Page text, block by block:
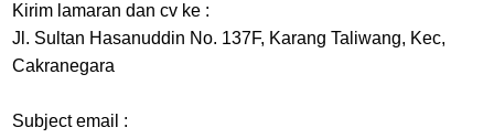
Kirim lamaran dan cv ke :
Jl. Sultan Hasanuddin No. 137F, Karang Taliwang, Kec,
Cakranegara
Subject email :